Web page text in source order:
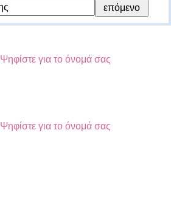
Ψηφίστε για το όνομά σας
Ψηφίστε για το όνομά σας